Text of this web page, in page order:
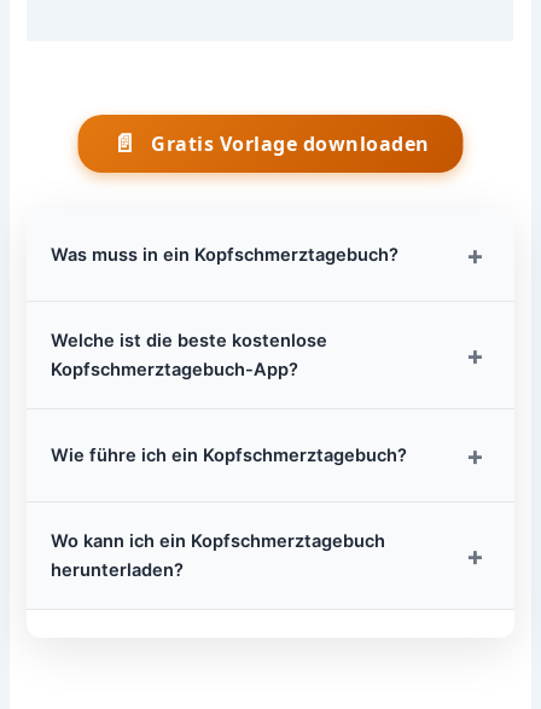
📄 Gratis Vorlage downloaden
Was muss in ein Kopfschmerztagebuch? +
Welche ist die beste kostenlose
Kopfschmerztagebuch-App?
+
Wie führe ich ein Kopfschmerztagebuch? +
Wo kann ich ein Kopfschmerztagebuch
herunterladen?
+